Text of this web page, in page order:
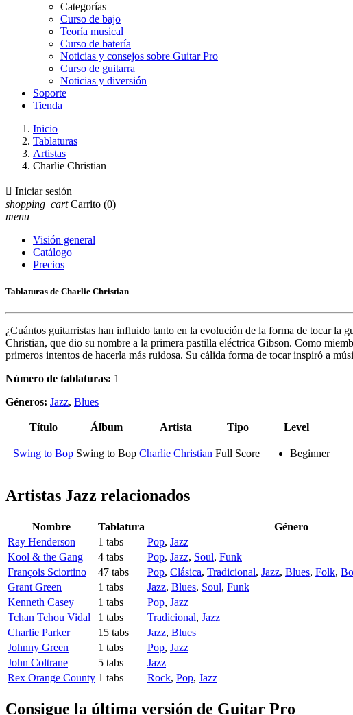
Categorías
Curso de bajo
Teoría musical
Curso de batería
Noticias y consejos sobre Guitar Pro
Curso de guitarra
Noticias y diversión
Soporte
Tienda
Inicio
Tablaturas
Artistas
Charlie Christian
 Iniciar sesión
shopping_cart Carrito (0)
menu
Visión general
Catálogo
Precios
Tablaturas de Charlie Christian
¿Cuántos guitarristas han influido tanto en la evolución de la forma de tocar la
Christian, que dio su nombre a la primera pastilla eléctrica Gibson. Como
primeros intentos de hacerla más ruidosa. Su cálida forma de tocar inspiró a
Número de tablaturas: 1
Géneros: Jazz, Blues
Título Álbum Artista Tipo Level
Swing to Bop Swing to Bop Charlie Christian Full Score Beginner
Artistas Jazz relacionados
Nombre Tablatura
Género
Ray Henderson
1 tabs Pop, Jazz
Kool & the Gang
4 tabs Pop, Jazz, Soul, Funk
François Sciortino
47 tabs Pop, Clásica, Tradicional, Jazz, Blues, Folk,
Grant Green
1 tabs Jazz, Blues, Soul, Funk
Kenneth Casey
1 tabs Pop, Jazz
Tchan Tchou Vidal
1 tabs Tradicional, Jazz
Charlie Parker
15 tabs Jazz, Blues
Johnny Green
1 tabs Pop, Jazz
John Coltrane
5 tabs
Jazz
Rex Orange County 1 tabs Rock, Pop, Jazz
Consigue la última versión de Guitar Pro